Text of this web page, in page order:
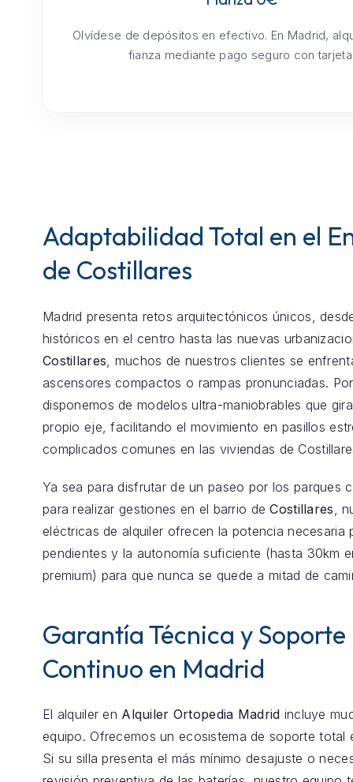
Olvídese de depósitos en efectivo. En Madrid,
fianza mediante pago seguro con
Adaptabilidad Total en el
de Costillares
Madrid presenta retos arquitectónicos únicos,
históricos en el centro hasta las nuevas
Costillares , muchos de nuestros clientes se
ascensores compactos o rampas pronunciadas.
disponemos de modelos ultra-maniobrables que
propio eje, facilitando el movimiento en pasillos
complicados comunes en las viviendas de
Ya sea para disfrutar de un paseo por los parques
para realizar gestiones en el barrio deCostillares ,
eléctricas de alquiler ofrecen la potencia necesaria
pendientes y la autonomía suficiente (hasta 30km
premium) para que nunca se quede a mitad de
Garantía Técnica y Soporte
Continuo en Madrid
El alquiler en Alquiler Ortopedia Madrid incluye
equipo. Ofrecemos un ecosistema de soporte total
Si su silla presenta el más mínimo desajuste o